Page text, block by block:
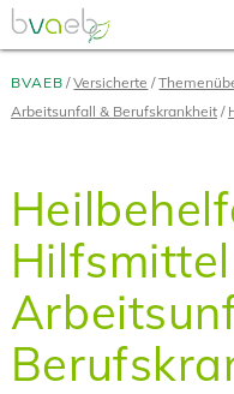
Zum
Seiteninhalt
springen
Zur
Navigation
springen
Zur
Mobilen
Navigation
BVAEB Versicherte
Arbeitsunfall & Berufskrankheit